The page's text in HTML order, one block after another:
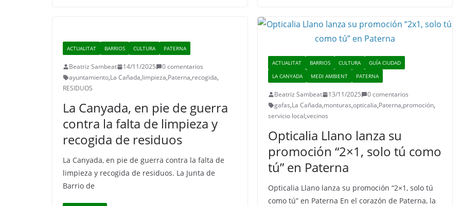
ACTUALITAT BARRIOS CULTURA PATERNA
Beatriz Sambeat 14/11/2025
0 comentarios
ayuntamiento,La Cañada,limpieza,Paterna,recogida,
RESIDUOS
La Canyada, en pie de guerra
contra la falta de limpieza y
recogida de residuos
La Canyada, en pie de guerra contra la falta de
limpieza y recogida de residuos. La Junta de
Barrio de
ACTUALITAT BARRIOS CULTURA
GUÍA CIUDAD
LA CANYADA
MEDI AMBIENT PATERNA
Beatriz Sambeat 13/11/2025
0 comentarios
gafas,La Cañada,monturas,opticalia,Paterna,promoción,
servicio local,vecinos
Opticalia Llano lanza su
promoción “2×1, solo tú como
tú” en Paterna
Opticalia Llano lanza su promoción “2×1, solo tú
como tú” en Paterna En el corazón de Paterna, la